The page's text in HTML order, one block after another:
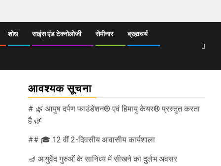
शोध साइंस एंड टेक्नोलोजी सेमीनार ब्रह्मचर्य
आवश्यक सूचना
# 🌿 आयुष दर्पण फाउंडेशन® एवं हिमायु केयर® प्रस्तुत करता
है 🌿
## 🎓 12 वीं 2-दिवसीय आवासीय कार्यशाला
🪔 आयुर्वेद गुरुओं के सानिध्य में सीखने का दुर्लभ अवसर